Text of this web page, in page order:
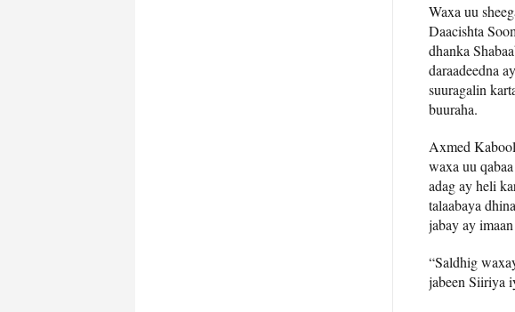
Waxa uu
Daacishta
dhanka
daraadeedna
suuragalin
buuraha.
Axmed
waxa uu
adag ay heli
talaabaya
jabay ay
“Saldhig
jabeen Siiriya